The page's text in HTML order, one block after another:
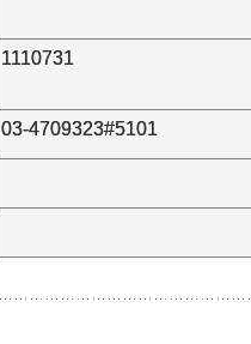
1110731
03-4709323#5101